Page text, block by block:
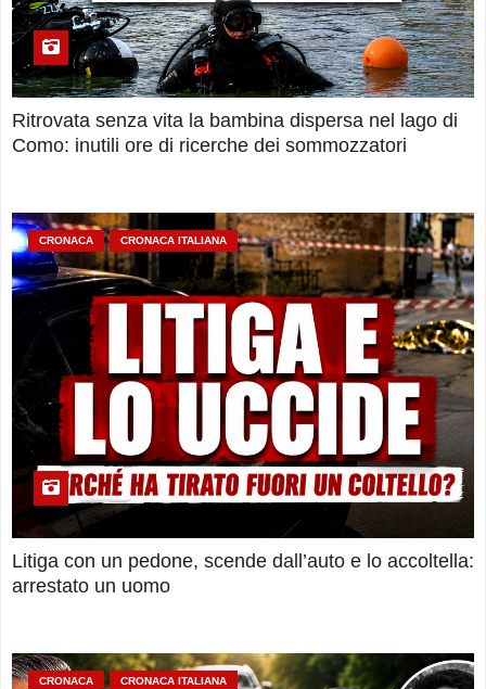
Ritrovata senza vita la bambina dispersa nel lago di
Como: inutili ore di ricerche dei sommozzatori
CRONACA CRONACA ITALIANA
Litiga con un pedone, scende dall’auto e lo accoltella:
arrestato un uomo
CRONACA CRONACA ITALIANA